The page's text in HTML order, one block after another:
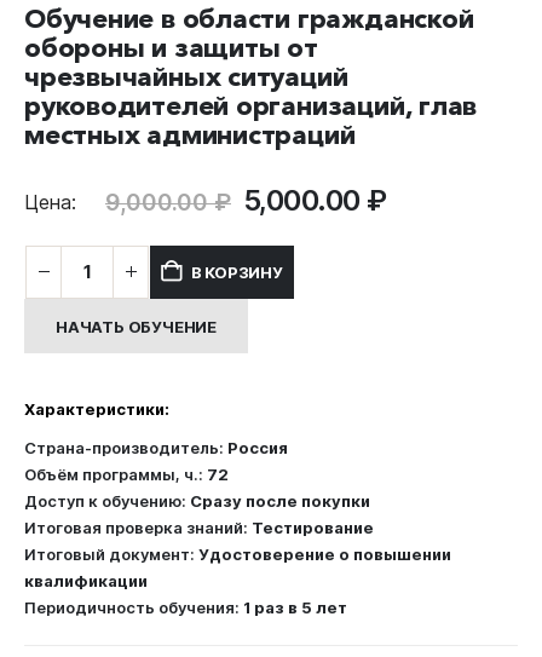
Обучение в области гражданской
обороны и защиты от
чрезвычайных ситуаций
руководителей организаций, глав
местных администраций
Цена: 9,000.00₽ Первоначальная
составляла
9,000.00 ₽.
5,000.00 ₽Текущая
обороны
и
защиты
от
чрезвычайных
ситуаций
руководителей
организаций,
В КОРЗИНУ
НАЧАТЬ ОБУЧЕНИЕ
Характеристики:
Страна-производитель: Россия
Объём программы, ч.: 72
Доступ к обучению: Сразу после покупки
Итоговая проверка знаний: Тестирование
Итоговый документ: Удостоверение о повышении
квалификации
Периодичность обучения: 1 раз в 5 лет